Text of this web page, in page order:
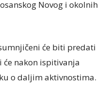
Novog i okolnih
će biti predati
nakon ispitivanja
o daljim aktivnostima.